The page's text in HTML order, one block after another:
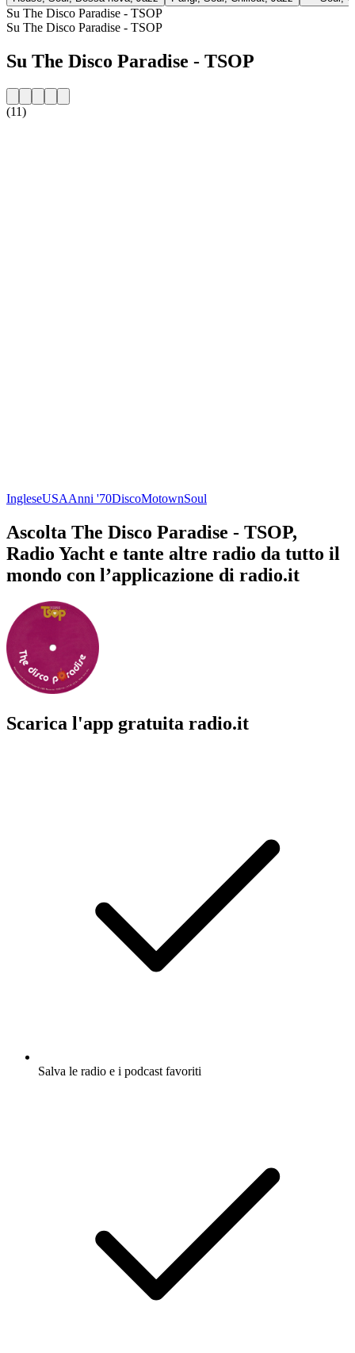
Su The Disco Paradise - TSOP
Su The Disco Paradise - TSOP
Su The Disco Paradise - TSOP
(11)
IngleseUSAAnni '70DiscoMotownSoul
Ascolta The Disco Paradise - TSOP,
Radio Yacht e tante altre radio da tutto il
mondo con l’applicazione di radio.it
Scarica l'app gratuita radio.it
Salva le radio e i podcast favoriti